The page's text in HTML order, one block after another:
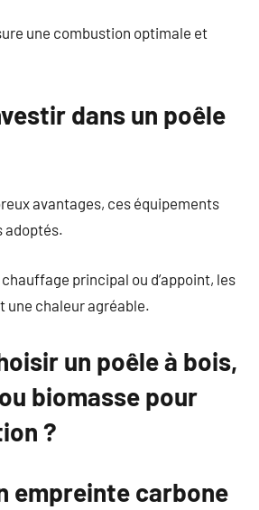
une combustion optimale et
dans un poêle
avantages, ces équipements
adoptés.
principal ou d’appoint, les
une chaleur agréable.
un poêle à bois,
biomasse pour
?
empreinte carbone